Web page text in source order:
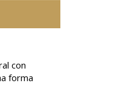
con
forma